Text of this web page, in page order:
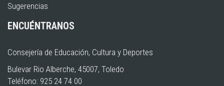
Sugerencias
ENCUÉNTRANOS
Consejería de Educación, Cultura y Deportes
Bulevar Rio Alberche, 45007, Toledo
Teléfono: 925 24 74 00